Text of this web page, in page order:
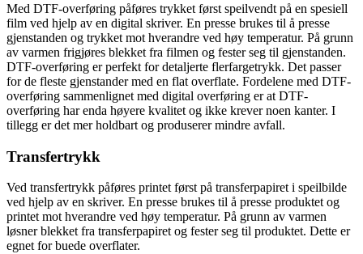
Med DTF-overføring påføres trykket først speilvendt på en spesiell
film ved hjelp av en digital skriver. En presse brukes til å presse
gjenstanden og trykket mot hverandre ved høy temperatur. På grunn
av varmen frigjøres blekket fra filmen og fester seg til gjenstanden.
DTF-overføring er perfekt for detaljerte flerfargetrykk. Det passer
for de fleste gjenstander med en flat overflate. Fordelene med DTF-
overføring sammenlignet med digital overføring er at DTF-
overføring har enda høyere kvalitet og ikke krever noen kanter. I
tillegg er det mer holdbart og produserer mindre avfall.
Transfertrykk
Ved transfertrykk påføres printet først på transferpapiret i speilbilde
ved hjelp av en skriver. En presse brukes til å presse produktet og
printet mot hverandre ved høy temperatur. På grunn av varmen
løsner blekket fra transferpapiret og fester seg til produktet. Dette er
egnet for buede overflater.